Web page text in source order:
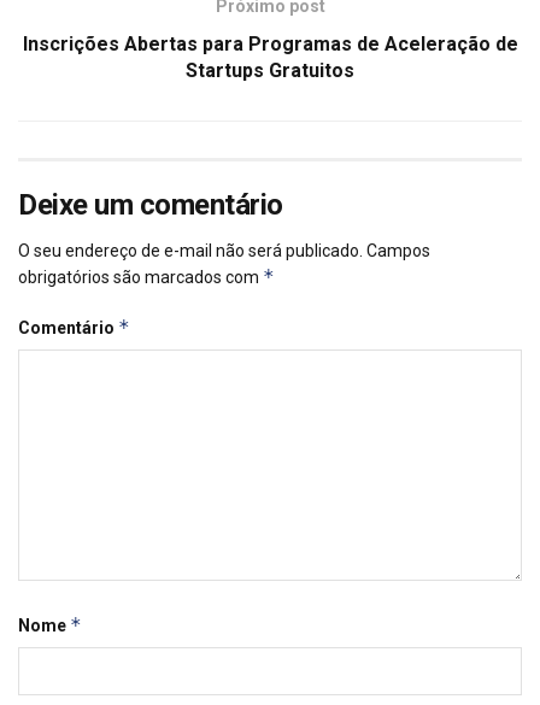
Próximo post
Inscrições Abertas para Programas de Aceleração de
Startups Gratuitos
Deixe um comentário
O seu endereço de e-mail não será publicado. Campos
obrigatórios são marcados com *
Comentário *
Nome *